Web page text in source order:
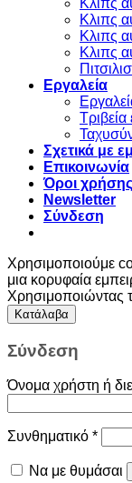
Κλιπς
Κλιπς
Kλιπς
Kλιπς
Εργαλεία
Σχετικά με
Επικοινωνία
Όροι χρήσης
Newsletter
Σύνδεση
Χρησιμοποιούμε
μια κορυφαία
Χρησιμοποιώντας
Κατάλαβα
Σύνδεση
Όνομα χρήστη ή
Συνθηματικό *
Να με θυμάσαι